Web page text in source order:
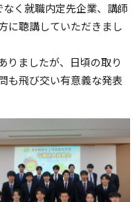
く就職内定先企業、講師
に聴講していただきまし
りましたが、日頃の取り
も飛び交い有意義な発表